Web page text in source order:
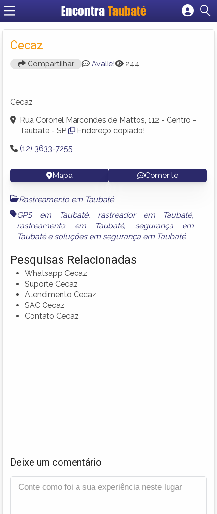
EncontraTaubaté
Cadastrar empresa
Cecaz
Compartilhar Avalie! 244
Cecaz
Rua Coronel Marcondes de Mattos, 112 - Centro -
Taubaté - SP
Endereço copiado!
(12) 3633-7255
Mapa Comente
Rastreamento em Taubaté
GPS em Taubaté, rastreador em Taubaté,
rastreamento em Taubaté, segurança em
Taubatée soluções em segurança em Taubaté
Pesquisas Relacionadas
Whatsapp Cecaz
Suporte Cecaz
Atendimento Cecaz
SAC Cecaz
Contato Cecaz
Deixe um comentário